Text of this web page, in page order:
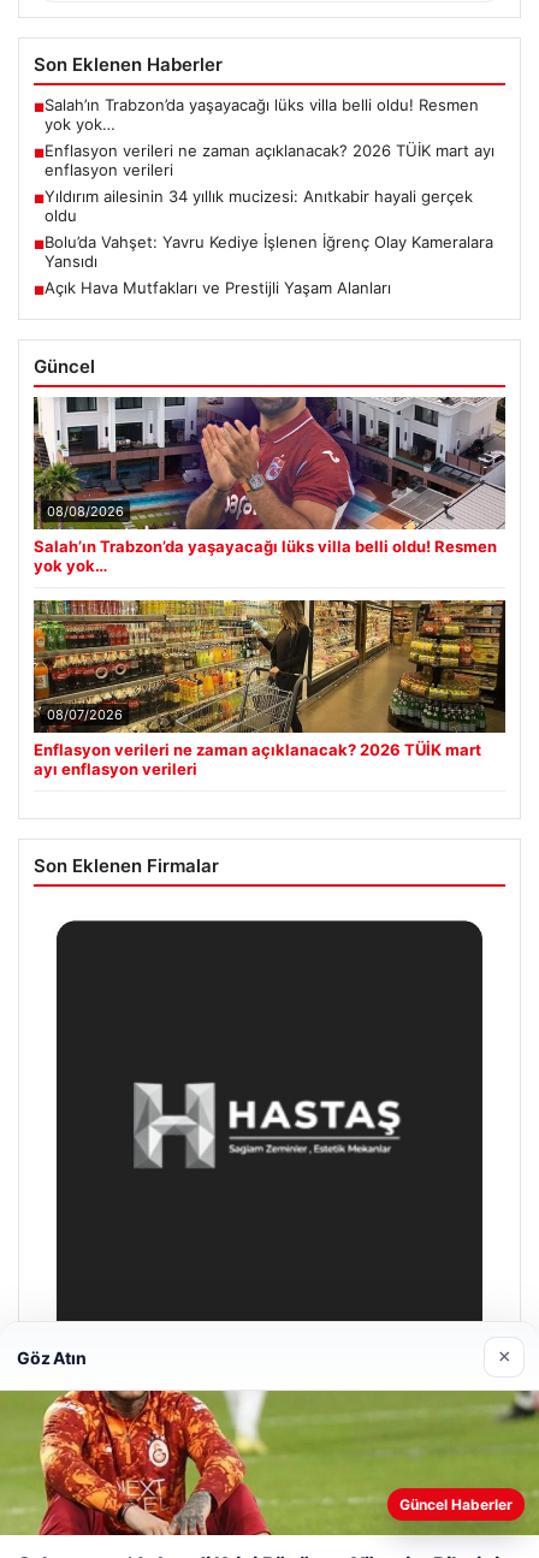
Son Eklenen Haberler
■Salah’ın Trabzon’da yaşayacağı lüks villa belli oldu! Resmen
yok yok…
■Enflasyon verileri ne zaman açıklanacak? 2026 TÜİK mart ayı
enflasyon verileri
■Yıldırım ailesinin 34 yıllık mucizesi: Anıtkabir hayali gerçek
oldu
■Bolu’da Vahşet: Yavru Kediye İşlenen İğrenç Olay Kameralara
Yansıdı
■Açık Hava Mutfakları ve Prestijli Yaşam Alanları
Güncel
08/08/2026
Salah’ın Trabzon’da yaşayacağı lüks villa belli oldu! Resmen
yok yok…
08/07/2026
Enflasyon verileri ne zaman açıklanacak? 2026 TÜİK mart
ayı enflasyon verileri
Son Eklenen Firmalar
Prenses Night Club
04/29/2026
Web sitemizi nasıl kullandığınızı daha iyi anlayabilmek,
Göz Atın ×
Güncel Haberler